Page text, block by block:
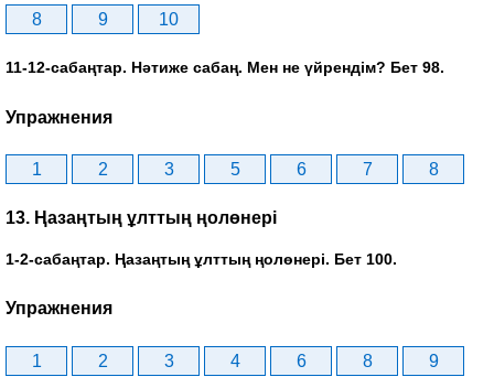
8
9 10
11-12-сабаңтар. Нәтиже сабаң. Мен не үйрендім? Бет 98.
Упражнения
1 2 3 5 6 7 8
13. Ңазаңтың ұлттың ңолөнері
1-2-сабаңтар. Ңазаңтың ұлттың ңолөнері. Бет 100.
Упражнения
1 2 3 4 6 8
9